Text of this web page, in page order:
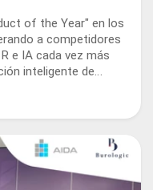
of the Year" en los
a competidores
e IA cada vez más
inteligente de